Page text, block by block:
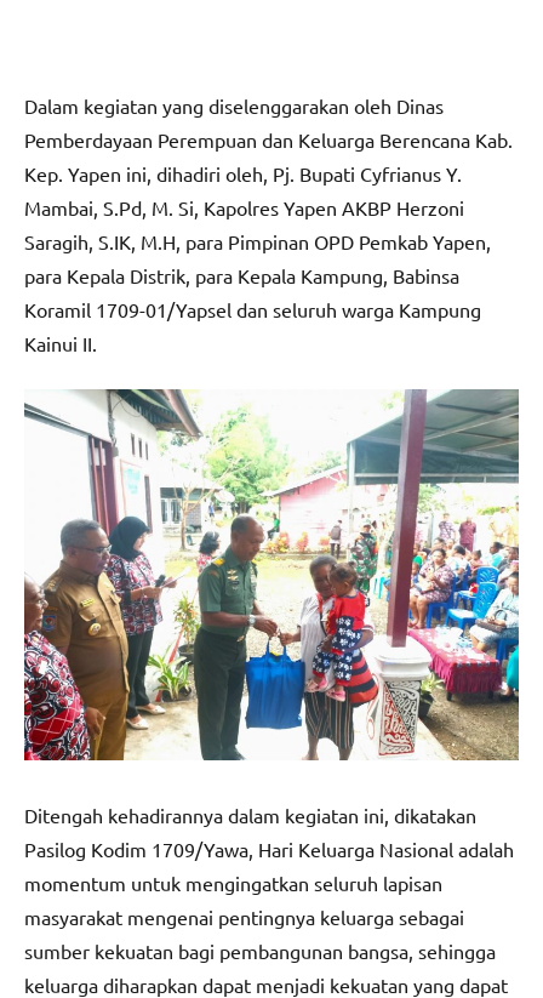
Dalam kegiatan yang diselenggarakan oleh Dinas
Pemberdayaan Perempuan dan Keluarga Berencana Kab.
Kep. Yapen ini, dihadiri oleh, Pj. Bupati Cyfrianus Y.
Mambai, S.Pd, M. Si, Kapolres Yapen AKBP Herzoni
Saragih, S.IK, M.H, para Pimpinan OPD Pemkab Yapen,
para Kepala Distrik, para Kepala Kampung, Babinsa
Koramil 1709-01/Yapsel dan seluruh warga Kampung
Kainui II.
Ditengah kehadirannya dalam kegiatan ini, dikatakan
Pasilog Kodim 1709/Yawa, Hari Keluarga Nasional adalah
momentum untuk mengingatkan seluruh lapisan
masyarakat mengenai pentingnya keluarga sebagai
sumber kekuatan bagi pembangunan bangsa, sehingga
keluarga diharapkan dapat menjadi kekuatan yang dapat